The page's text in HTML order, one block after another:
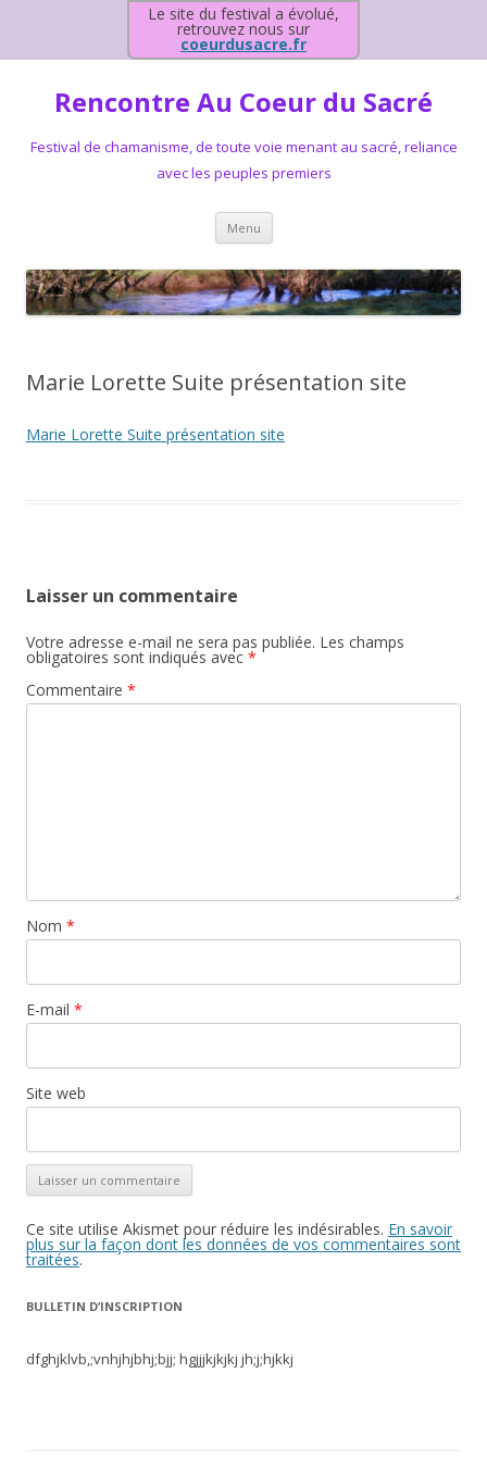
Le site du festival a évolué,
retrouvez nous sur
coeurdusacre.fr
Rencontre Au Coeur du Sacré
Festival de chamanisme, de toute voie menant au sacré, reliance
avec les peuples premiers
Menu Aller au contenu principal
Marie Lorette Suite présentation site
Marie Lorette Suite présentation site
Laisser un commentaire
Votre adresse e-mail ne sera pas publiée. Les champs
obligatoires sont indiqués avec *
Commentaire *
Nom *
E-mail *
Site web
Ce site utilise Akismet pour réduire les indésirables. En savoir
plus sur la façon dont les données de vos commentaires sont
traitées.
BULLETIN D’INSCRIPTION
dfghjklvb,;vnhjhjbhj;bjj; hgjjjkjkjkj jh;j;hjkkj